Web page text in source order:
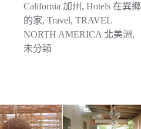
California 加州 , Hotels 在異鄉
的家, Travel, TRAVEL
NORTH AMERICA 北美洲,
未分類